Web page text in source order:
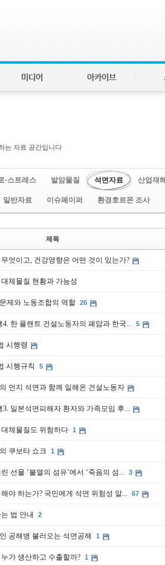
미디어 아카이브
는 자료 공간입니다
·스트레스 발암물질 석면자료 산업재
일반자료 이슈페이퍼 환경호르몬 조사
제목
엇이고, 건강영향은 어떤 것이 있는가?
체물질 현황과 가능성
제와 노동조합의 역할 26
한 플랜트 건설노동자의 폐암과 한국... 5
시행령
시행규칙 5
먼지 석면과 함께 일해온 건설노동자
일본석면피해자 환자와 가족모임 후...
체물질도 위험하다 1
쿠보타 쇼크 1
선물 ‘불멸의 섬유’에서 ‘죽음의 섬... 3
야 하는가? 국민에게 석면 위험성 알... 67
법 안내 2
공해병 불러오는 석면공해 1
가 생산하고 수출할까? 1